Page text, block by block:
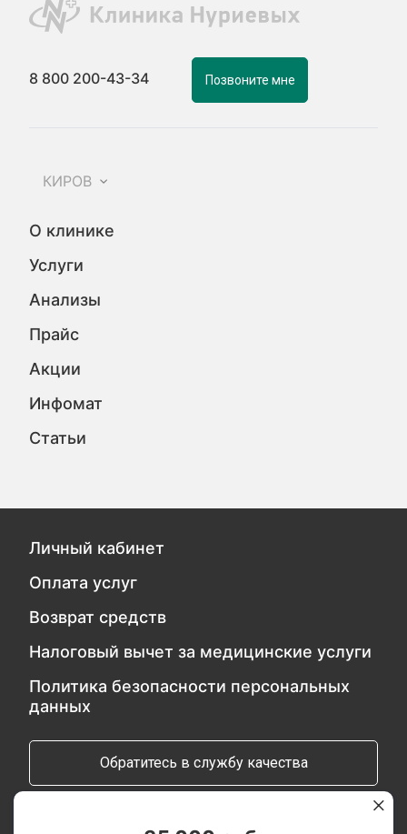
8 800 200-43-34 Позвоните мне
КИРОВ
О клинике
Услуги
Анализы
Прайс
Акции
Инфомат
Статьи
Личный кабинет
Оплата услуг
Возврат средств
Налоговый вычет за медицинские услуги
Политика безопасности персональных
данных
Обратитесь в службу качества